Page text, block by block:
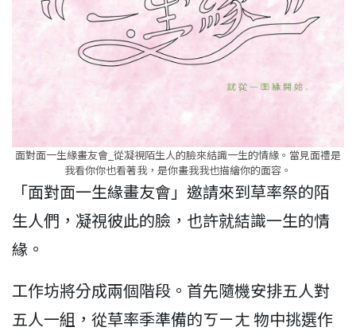
面對面一生緣畫友會_從凝視陌生人的臉來結識一生的情緣。當見面禮是
我看你你也看著我，是你畫我我也描繪你的面容。
「面對面一生緣畫友會」邀請來到草率祭的陌
生人們，凝視彼此的臉，也許就結識一生的情
緣。
工作坊將分成兩個階段。首先隨機安排五人對
五人一組，從草率季準備的ㄎㄧㄤ 物中挑選作